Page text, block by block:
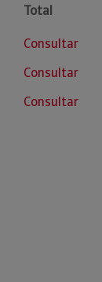
Total
Consultar
Consultar
Consultar